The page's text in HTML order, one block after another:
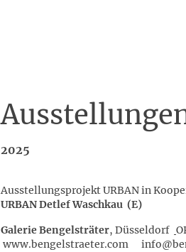
2025
Ausstellungsprojekt URBAN in
URBAN Detlef Waschkau (E)
Galerie Bengelsträter, Düsseldorf
www.bengelstraeter.com